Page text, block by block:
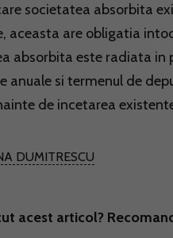
societatea absorbita
aceasta are obligatia
absorbita este radiata
anuale si termenul de
de incetarea
DUMITRESCU
acest articol?